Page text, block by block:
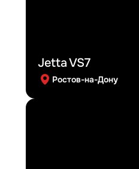
Jetta VS7
Ростов-на-Дону